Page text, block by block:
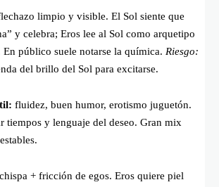
limpio y visible. El Sol siente que
y celebra; Eros lee al Sol como arquetipo
público suele notarse la química. Riesgo:
del brillo del Sol para excitarse.
fluidez, buen humor, erotismo juguetón.
tiempos y lenguaje del deseo. Gran mix
chispa + fricción de egos. Eros quiere piel